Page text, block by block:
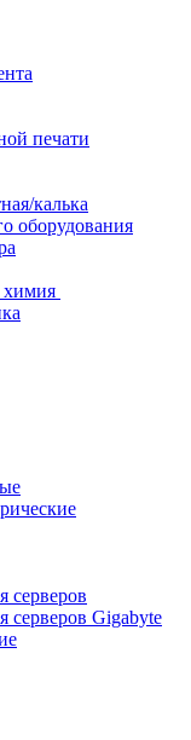
печати
калька
оборудования
химия
серверов
серверов Gigabyte